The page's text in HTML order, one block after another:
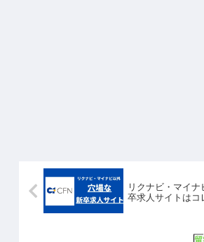
リクナビ・マイ
卒求人サイトはコ